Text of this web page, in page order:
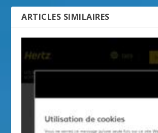
ARTICLES SIMILAIRES